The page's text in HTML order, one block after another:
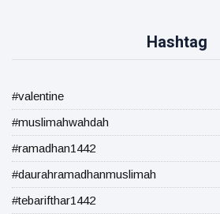
Hashtag
#valentine
#muslimahwahdah
#ramadhan1442
#daurahramadhanmuslimah
#tebarifthar1442